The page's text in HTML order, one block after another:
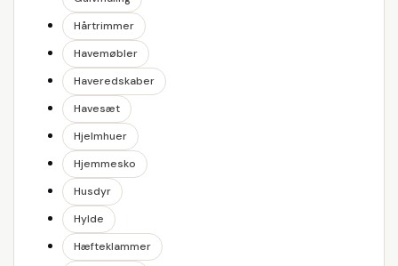
Hårtrimmer
Havemøbler
Haveredskaber
Havesæt
Hjelmhuer
Hjemmesko
Husdyr
Hylde
Hæfteklammer